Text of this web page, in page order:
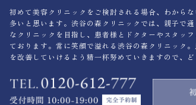
初めて美容クリニックをご検討される場合、わから
多いと思います。渋谷の森クリニックでは、親子で
なクリニックを目指し、患者様とドクターやスタッ
ております。常に笑顔で溢れる渋谷の森クリニック
を改善していけるよう精一杯努めていきますので、